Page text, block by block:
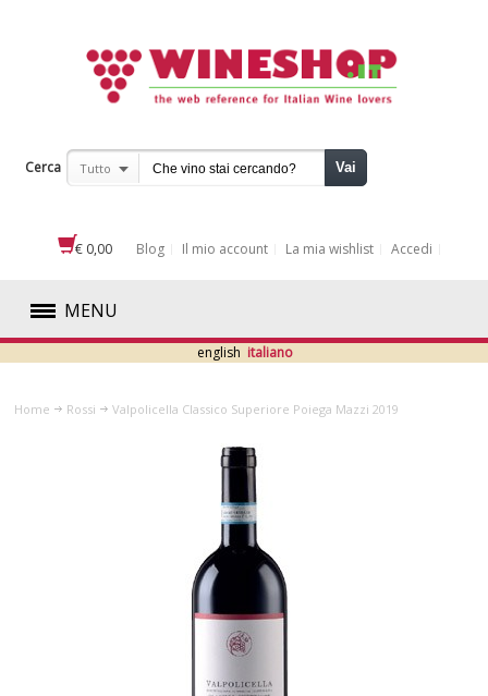
Cerca Tutto Vai
€ 0,00 Blog Il mio account La mia wishlist Accedi
MENU
ROSSI
ABRUZZO
english italiano
Home Rossi Valpolicella Classico Superiore Poiega Mazzi 2019